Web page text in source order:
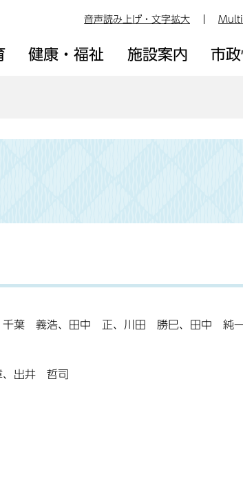
音声読み上げ・文字拡大
健康・福祉 施設案内 市
葉 義浩、田中 正、川田 勝巳、田中 純
出井 哲司